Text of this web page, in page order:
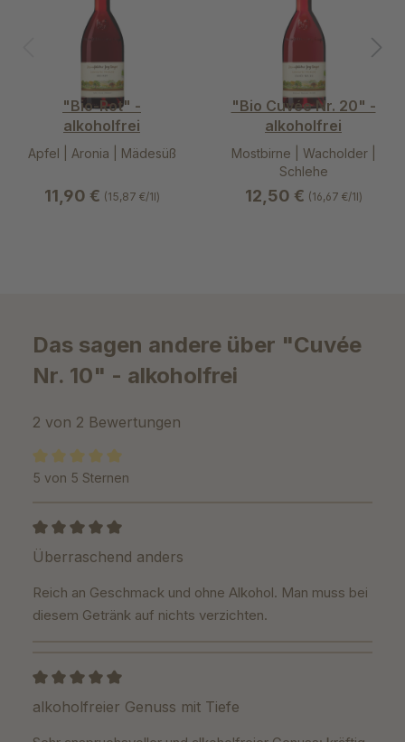
"Bio-Rot" -
alkoholfrei
Apfel | Aronia | Mädesüß
11,90 € (15,87 €/1l)
"Bio Cuvée Nr. 20" -
alkoholfrei
Mostbirne | Wacholder |
Schlehe
12,50 € (16,67 €/1l)
Das sagen andere über "Cuvée
Nr. 10" - alkoholfrei
2 von 2 Bewertungen
Durchschnittliche Bewertung von 5 von 5 Sternen
5 von 5 Sternen
Bewertung mit 5 von 5 Sternen
Überraschend anders
Reich an Geschmack und ohne Alkohol. Man muss bei
diesem Getränk auf nichts verzichten.
Bewertung mit 5 von 5 Sternen
alkoholfreier Genuss mit Tiefe